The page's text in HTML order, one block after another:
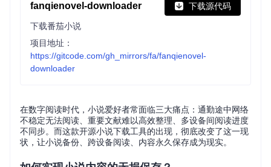
fanqienovel-downloader 下载源代码
下载番茄小说
项目地址：
https://gitcode.com/gh_mirrors/fa/fanqienovel-
downloader
在数字阅读时代，小说爱好者常面临三大痛点：通勤途中网络
不稳定无法阅读、重要文献难以高效整理、多设备间阅读进度
不同步。而这款开源小说下载工具的出现，彻底改变了这一现
状，让小说备份、跨设备阅读、内容永久保存成为现实。